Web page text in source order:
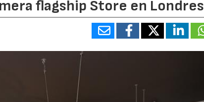
flagship Store en Londres